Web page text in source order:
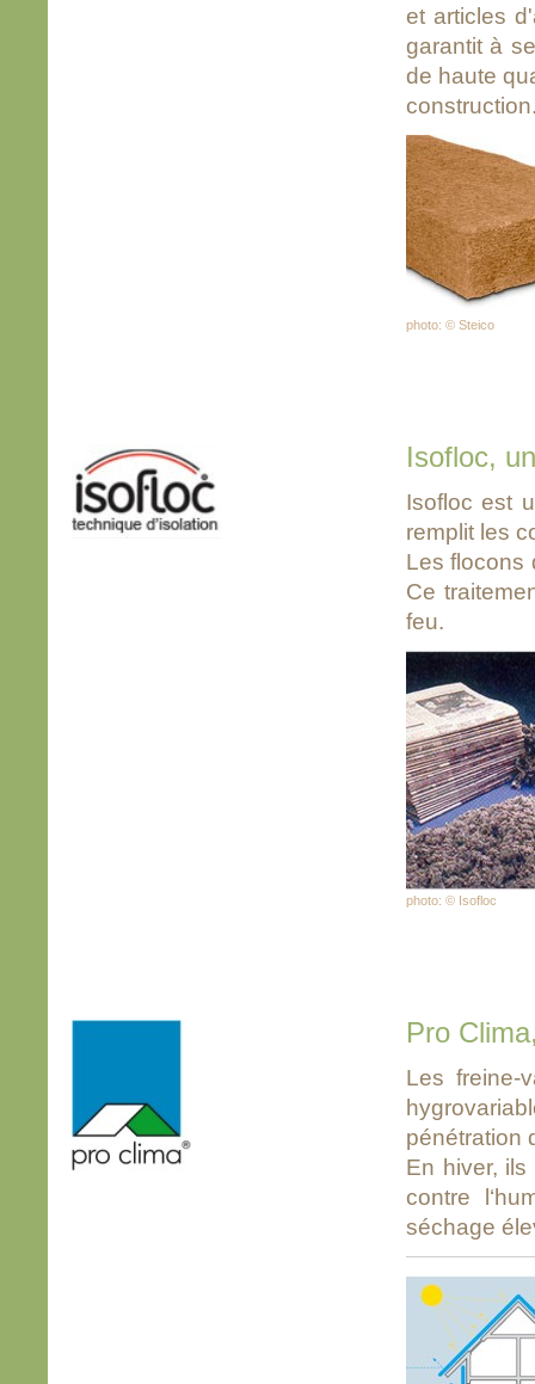
et articles
garantit à
de haute
photo: © Steico
Isofloc,
Isofloc est
remplit les
Les flocons
Ce
feu.
photo: © Isofloc
Pro
Les freine-
pénétration
En hiver,
contre
séchage